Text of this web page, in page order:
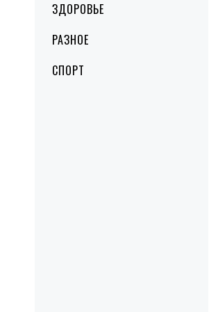
ЗДОРОВЬЕ
РАЗНОЕ
СПОРТ